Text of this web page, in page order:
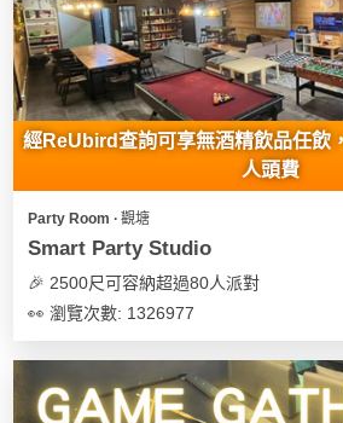
作
坊
戶
外
玩
樂
遊
經ReUbird查詢可享無酒精飲品任飲
人頭費
Party Room ∙ 觀塘
Smart Party Studio
🎉 2500尺可容納超過80人派對
👀 瀏覽次數: 1326977